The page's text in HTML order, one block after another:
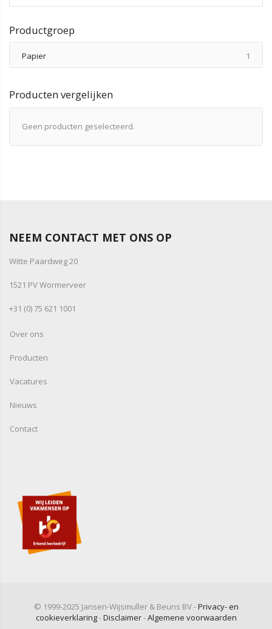
Productgroep
Papier 1
Producten vergelijken
Geen producten geselecteerd.
NEEM CONTACT MET ONS OP
Witte Paardweg 20
1521 PV Wormerveer
+31 (0) 75 621 1001
Over ons
Producten
Vacatures
Nieuws
Contact
© 1999-2025 Jansen-Wijsmuller & Beuns BV -Privacy- en
cookieverklaring-Disclaimer-Algemene voorwaarden